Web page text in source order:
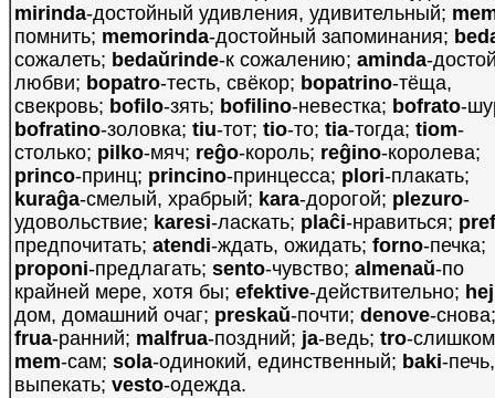
mirinda-достойный удивления, удивительный;
помнить; memorinda-достойный запоминания;
сожалеть; bedaŭrinde-к сожалению; aminda-
любви; bopatro-тесть, свёкор; bopatrino-тёща,
свекровь; bofilo-зять; bofilino-невестка; bofrato-
bofratino-золовка; tiu-тот; tio-то; tia-тогда; tiom-
столько; pilko-мяч; reĝo-король; reĝino-королева;
princo-принц; princino-принцесса; plori-плакать;
kuraĝa-смелый, храбрый; kara-дорогой; plezuro-
удовольствие; karesi-ласкать; plaĉi-нравиться;
предпочитать; atendi-ждать, ожидать; forno-печка;
proponi-предлагать; sento-чувство; almenaŭ-по
крайней мере, хотя бы; efektive-действительно;
дом, домашний очаг; preskaŭ-почти; denove-снова;
frua-ранний; malfrua-поздний; ja-ведь; tro-
mem-сам; sola-одинокий, единственный; baki-печь,
выпекать; vesto-одежда.